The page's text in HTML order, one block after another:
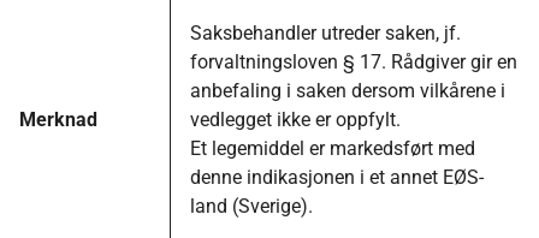
Merknad
Saksbehandler utreder saken, jf.
forvaltningsloven § 17. Rådgiver gir en
anbefaling i saken dersom vilkårene i
vedlegget ikke er oppfylt.
Et legemiddel er markedsført med
denne indikasjonen i et annet EØS-
land (Sverige).